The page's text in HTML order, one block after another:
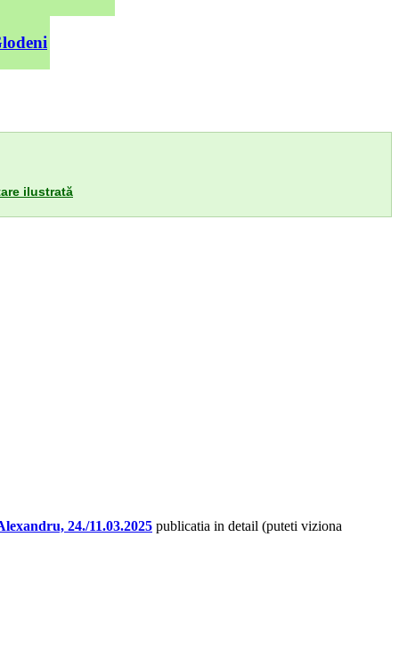
ilustrată
24./11.03.2025 publicatia in detail (puteti viziona